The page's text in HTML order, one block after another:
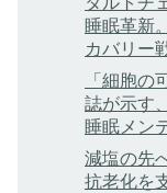
睡眠革新
カバリー
「細胞の
誌が示す
睡眠メン
減塩の先
抗老化を